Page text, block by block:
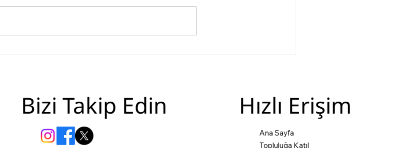
Bizi Takip Edin Hızlı Erişim
Ana Sayfa
Topluluğa Katıl